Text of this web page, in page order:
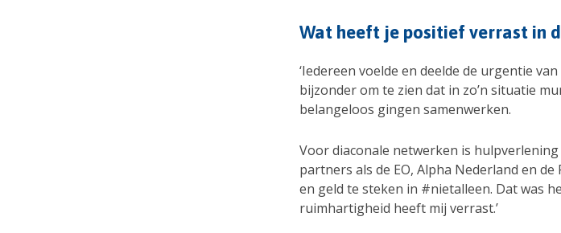
Wat heeft je positief verrast in
‘Iedereen voelde en deelde de urgentie
bijzonder om te zien dat in zo’n situatie
belangeloos gingen samenwerken.
Voor diaconale netwerken is
partners als de EO, Alpha Nederland en
en geld te steken in #nietalleen. Dat was
ruimhartigheid heeft mij verrast.’